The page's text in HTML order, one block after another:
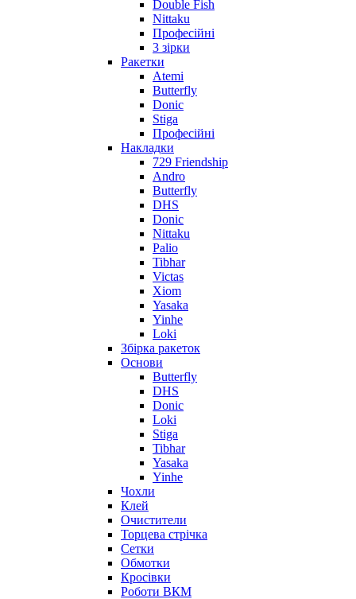
Double Fish
Nittaku
Професійні
3 зірки
Ракетки
Atemi
Butterfly
Donic
Stiga
Професійні
Накладки
729 Friendship
Andro
Butterfly
DHS
Donic
Nittaku
Palio
Tibhar
Victas
Xiom
Yasaka
Yinhe
Loki
Збірка ракеток
Основи
Butterfly
DHS
Donic
Loki
Stiga
Tibhar
Yasaka
Yinhe
Чохли
Клей
Очистители
Торцева стрічка
Сетки
Обмотки
Кросівки
Роботи ВКМ